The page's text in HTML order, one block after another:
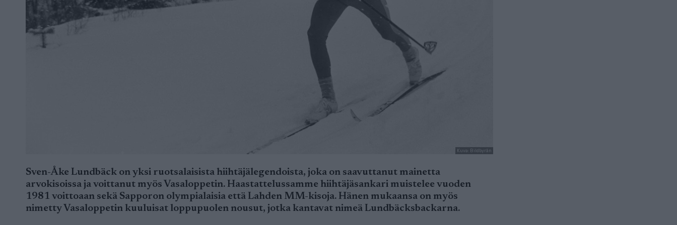
Kuva: Bildbyrån
Sven-Åke Lundbäck on yksi ruotsalaisista hiihtäjälegendoista, joka on saavuttanut mainetta
arvokisoissa ja voittanut myös Vasaloppetin. Haastattelussamme hiihtäjäsankari muistelee vuoden
1981 voittoaan sekä Sapporon olympialaisia että Lahden MM-kisoja. Hänen mukaansa on myös
nimetty Vasaloppetin kuuluisat loppupuolen nousut, jotka kantavat nimeä Lundbäcksbackarna.